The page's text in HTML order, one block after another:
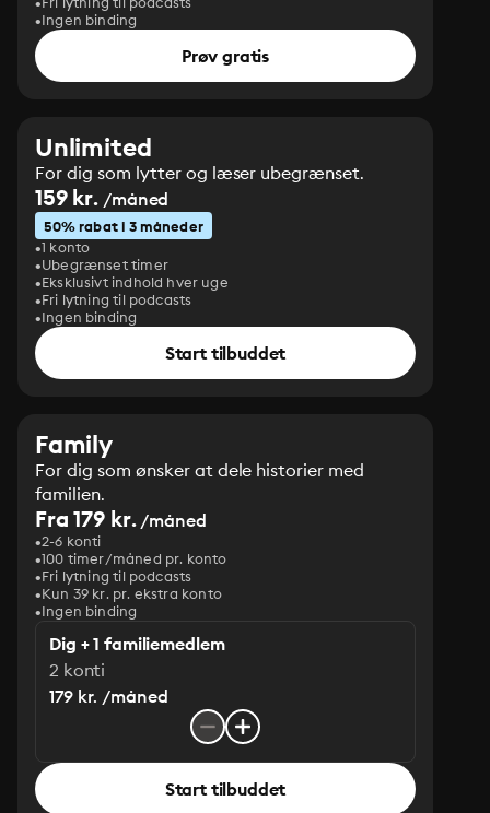
Ingen binding
Prøv gratis
Unlimited
For dig som lytter og læser ubegrænset.
159 kr. /måned
50% rabat i 3 måneder
1 konto
Ubegrænset timer
Eksklusivt indhold hver uge
Fri lytning til podcasts
Ingen binding
Start tilbuddet
Family
For dig som ønsker at dele historier med
familien.
Fra 179 kr./måned
2-6 konti
100 timer/måned pr. konto
Fri lytning til podcasts
Kun 39 kr. pr. ekstra konto
Ingen binding
Dig + 1 familiemedlem
2 konti
179 kr. /måned
Start tilbuddet